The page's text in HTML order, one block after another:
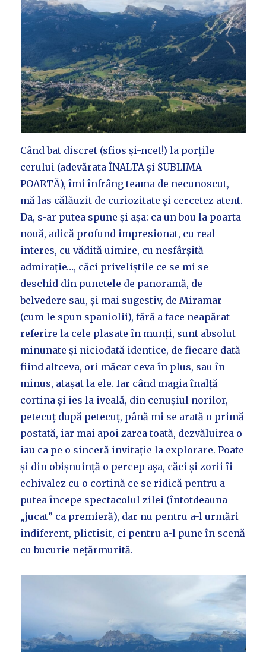
Când bat discret (sfios și-ncet!) la porțile
cerului (adevărata ÎNALTA și SUBLIMA
POARTĂ), îmi înfrâng teama de necunoscut,
mă las călăuzit de curiozitate și cercetez atent.
Da, s-ar putea spune și așa: ca un bou la poarta
nouă, adică profund impresionat, cu real
interes, cu vădită uimire, cu nesfârșită
admirație…, căci priveliștile ce se mi se
deschid din punctele de panoramă, de
belvedere sau, și mai sugestiv, de Miramar
(cum le spun spaniolii), fără a face neapărat
referire la cele plasate în munți, sunt absolut
minunate și niciodată identice, de fiecare dată
fiind altceva, ori măcar ceva în plus, sau în
minus, atașat la ele. Iar când magia înalță
cortina și ies la iveală, din cenușiul norilor,
petecuț după petecuț, până mi se arată o primă
postată, iar mai apoi zarea toată, dezvăluirea o
iau ca pe o sinceră invitație la explorare. Poate
și din obișnuință o percep așa, căci și zorii îi
echivalez cu o cortină ce se ridică pentru a
putea începe spectacolul zilei (întotdeauna
„jucat” ca premieră), dar nu pentru a-l urmări
indiferent, plictisit, ci pentru a-l pune în scenă
cu bucurie nețărmurită.